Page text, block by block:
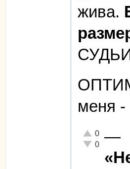
жива.
меня -
Отлично!
0
Неадекватно!
0 —